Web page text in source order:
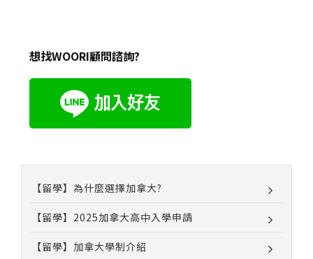
想找WOORI顧問諮詢?
【留學】為什麼選擇加拿大?
【留學】2025加拿大高中入學申請
【留學】加拿大學制介紹